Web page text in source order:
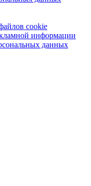
cookie
информации
данных